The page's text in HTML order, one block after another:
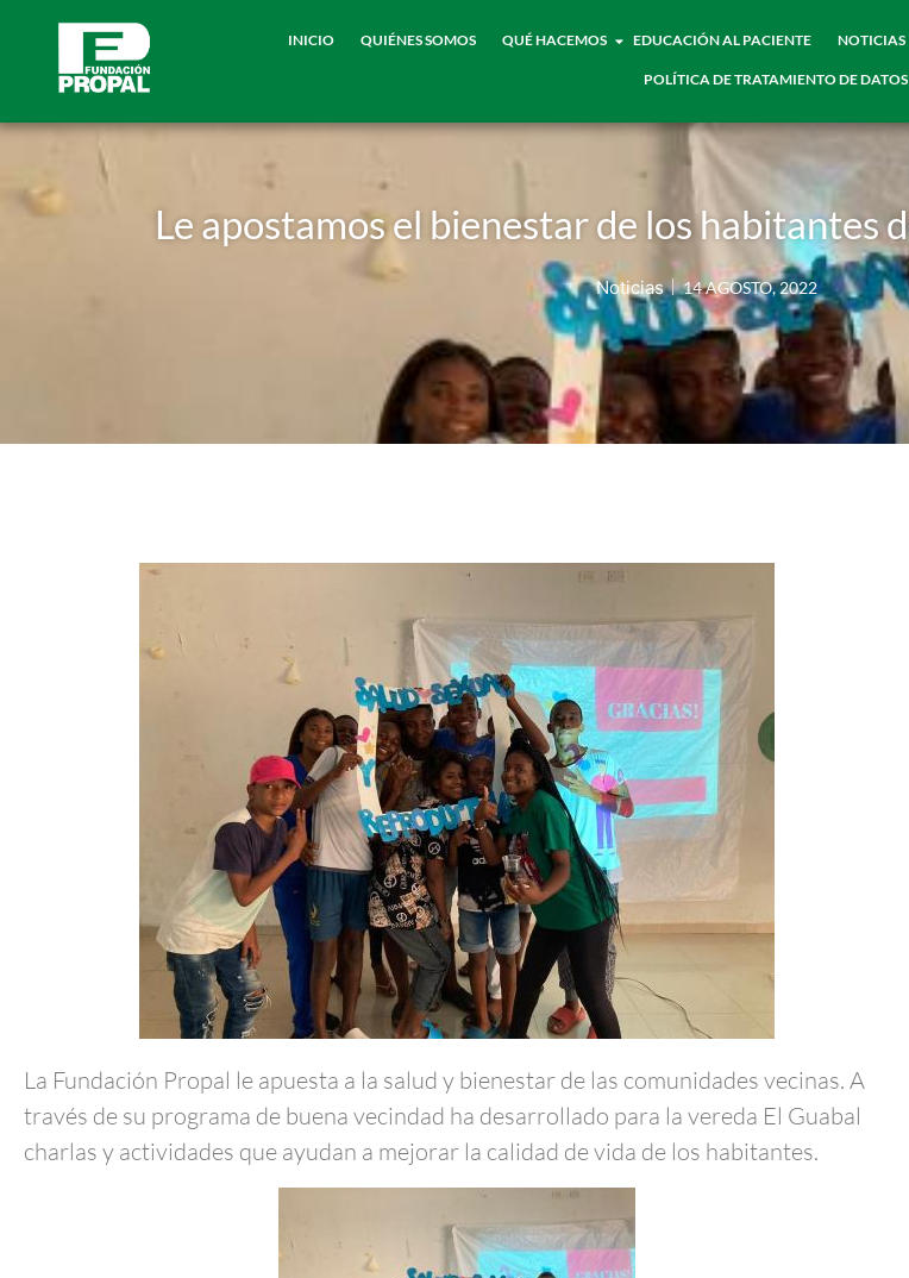
INICIO QUIÉNES SOMOS QUÉ HACEMOS EDUCACIÓN AL PACIENTE NOTICIAS
POLÍTICA DE TRATAMIENTO DE DATOS
Le apostamos el bienestar de los habitantes
Noticias 14 AGOSTO, 2022
La Fundación Propal le apuesta a la salud y bienestar de las comunidades vecinas. A
través de su programa de buena vecindad ha desarrollado para la vereda El Guabal
charlas y actividades que ayudan a mejorar la calidad de vida de los habitantes.